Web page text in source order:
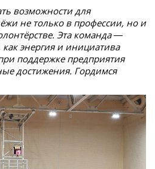
возможности для
не только в профессии, но и
Эта команда —
энергия и инициатива
поддержке предприятия
достижения. Гордимся